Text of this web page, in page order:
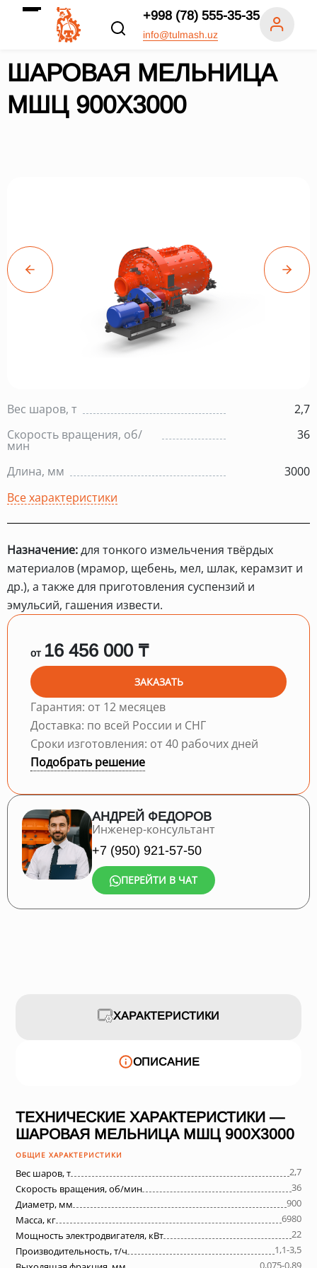
+998 (78) 555-35-35
info@tulmash.uz
ШАРОВАЯ МЕЛЬНИЦА
МШЦ 900Х3000
Вес шаров, т
2,7
Скорость вращения, об/
мин
36
Длина, мм
3000
Все характеристики
Назначение:для тонкого измельчения твёрдых
материалов (мрамор, щебень, мел, шлак, керамзит и
др.), а также для приготовления суспензий и
эмульсий, гашения извести.
от 16 456 000 ₸
ЗАКАЗАТЬ
Гарантия: от 12 месяцев
Доставка: по всей России и СНГ
Сроки изготовления: от 40 рабочих дней
Подобрать решение
АНДРЕЙ ФЕДОРОВ
Инженер-консультант
+7 (950) 921-57-50
ПЕРЕЙТИ В ЧАТ
ХАРАКТЕРИСТИКИ
ОПИСАНИЕ
ТЕХНИЧЕСКИЕ ХАРАКТЕРИСТИКИ —
ШАРОВАЯ МЕЛЬНИЦА МШЦ 900Х3000
ОБЩИЕ ХАРАКТЕРИСТИКИ
Вес шаров, т
2,7
Скорость вращения, об/мин
36
Диаметр, мм
900
Масса, кг
6980
Мощность электродвигателя, кВт
22
Производительность, т/ч
1,1-3,5
0,075-0,89